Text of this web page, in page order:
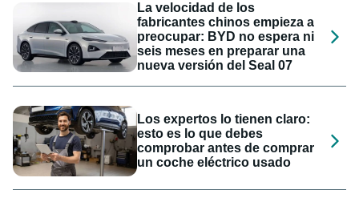
La velocidad de los
fabricantes chinos empieza a
preocupar: BYD no espera ni
seis meses en preparar una
nueva versión del Seal 07
Los expertos lo tienen claro:
esto es lo que debes
comprobar antes de comprar
un coche eléctrico usado